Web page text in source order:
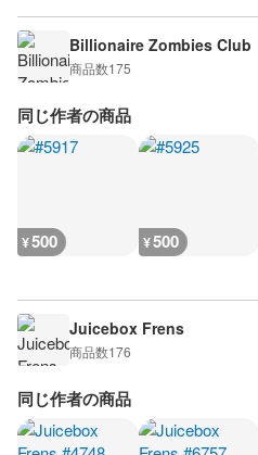
Billionaire Zombies Club
商品数175
同じ作者の商品
¥500 ¥500
Juicebox Frens
商品数176
同じ作者の商品